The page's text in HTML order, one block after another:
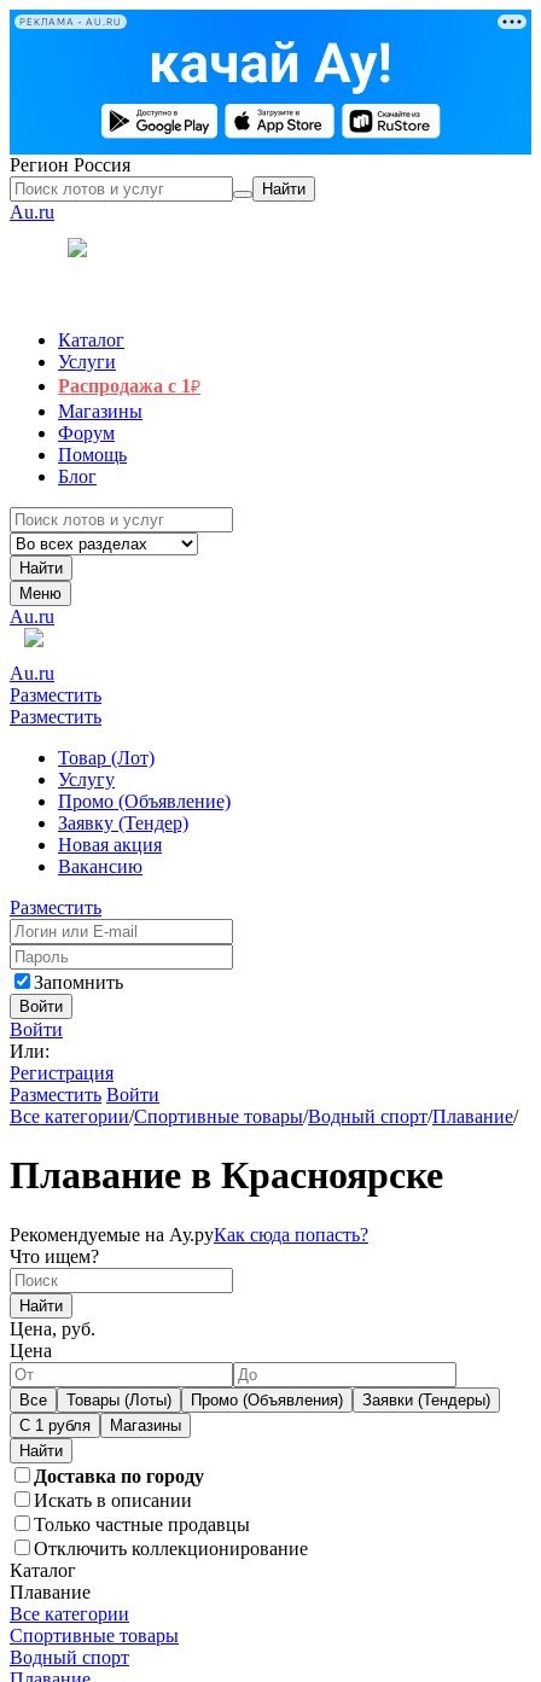
РЕКЛАМА • AU.RU
Регион Россия
Найти
Au.ru
Каталог
Услуги
Распродажа с 1₽
Магазины
Форум
Помощь
Блог
Найти
Меню
Au.ru
Au.ru
Разместить
Разместить
Товар (Лот)
Услугу
Промо (Объявление)
Заявку (Тендер)
Новая акция
Вакансию
Разместить
Запомнить
Войти
Войти
Или:
Регистрация
Разместить Войти
Все категории/Спортивные товары/Водный спорт/Плавание/
Плавание в Красноярске
Рекомендуемые на Ау.руКак сюда попасть?
Что ищем?
Найти
Цена, руб.
Цена
Все Товары (Лоты) Промо (Объявления)
Заявки (Тендеры)
С 1 рубля
Магазины
Доставка по городу
Искать в описании
Только частные продавцы
Отключить коллекционирование
Каталог
Плавание
Все категории
Спортивные товары
Водный спорт